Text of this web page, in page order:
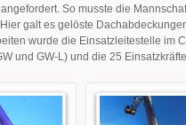
So musste die
galt es gelöste
wurde die Einsatzleitestelle im
und GW-L) und die 25